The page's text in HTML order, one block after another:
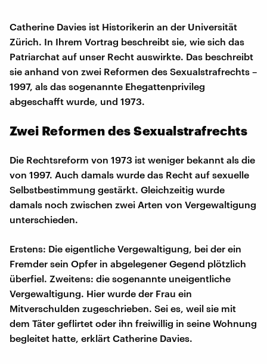
Catherine Davies ist Historikerin an der Universität
Zürich. In Ihrem Vortrag beschreibt sie, wie sich das
Patriarchat auf unser Recht auswirkte. Das beschreibt
sie anhand von zwei Reformen des Sexualstrafrechts –
1997, als das sogenannte Ehegattenprivileg
abgeschafft wurde, und 1973.
Zwei Reformen des Sexualstrafrechts
Die Rechtsreform von 1973 ist weniger bekannt als die
von 1997. Auch damals wurde das Recht auf sexuelle
Selbstbestimmung gestärkt. Gleichzeitig wurde
damals noch zwischen zwei Arten von Vergewaltigung
unterschieden.
Erstens: Die eigentliche Vergewaltigung, bei der ein
Fremder sein Opfer in abgelegener Gegend plötzlich
überfiel. Zweitens: die sogenannte uneigentliche
Vergewaltigung. Hier wurde der Frau ein
Mitverschulden zugeschrieben. Sei es, weil sie mit
dem Täter geflirtet oder ihn freiwillig in seine Wohnung
begleitet hatte, erklärt Catherine Davies.